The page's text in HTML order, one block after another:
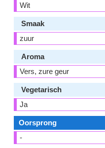
Wit
Smaak
zuur
Aroma
Vers, zure geur
Vegetarisch
Ja
Oorsprong
-